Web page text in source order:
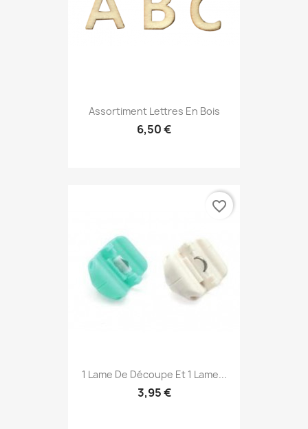
Assortiment Lettres En Bois
6,50 €
1 Lame De Découpe Et 1 Lame...
3,95 €
favorite_border